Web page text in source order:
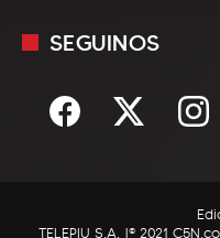
Sociedad
C5N Autos
Mediakit
Términos y condiciones
SEGUINOS
TELEPIU S.A. |© 2021